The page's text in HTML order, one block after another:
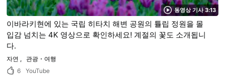
동영상 기사 3:13
이바라키현에 있는 국립 히타치 해변 공원의 튤립 정원을 몰
입감 넘치는 4K 영상으로 확인하세요! 계절의 꽃도 소개됩니
다.
자연
관광・여행
6
YouTube